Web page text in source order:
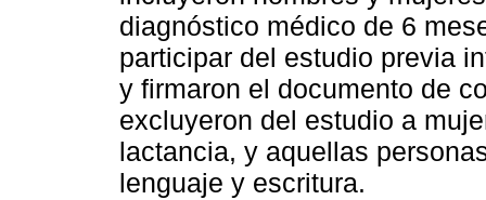
diagnóstico médico de 6
participar del estudio previa
y firmaron el documento de
excluyeron del estudio a
lactancia, y aquellas
lenguaje y escritura.